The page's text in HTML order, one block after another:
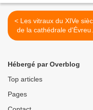
< Les vitraux du XIVe siècle
de la cathédrale d'Évreux.
XVI. La baie 125 de la
Hébergé par Overblog
Top articles
Pages